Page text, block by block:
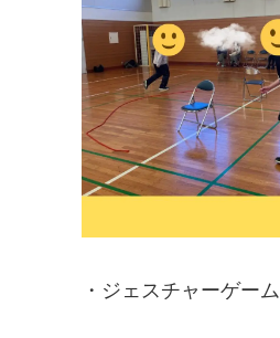
・ジェスチャーゲーム